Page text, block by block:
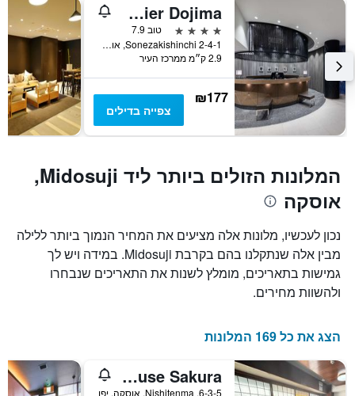
Hotel Mystays Premier Dojima
4 כוכבים
טוב 7.9
2-4-1 Sonezakishinchi, אוסקה, יפן
2.9 ק״מ ממרכז העיר
₪177
צפייה בדילים
המלונות הזולים ביותר ליד Midosuji,
אוסקה
נכון לעכשיו, מלונות אלה מציעים את המחיר הנמוך ביותר ללילה
מבין אלה שנתקלנו בהם בקרבת Midosuji. במידה ויש לך
גמישות בתאריכים, מומלץ לשנות את התאריכים שנבחרו
ולהשוות מחירים.
הצג את כל 169 המלונות
Osaka Guesthouse Sakura
6-3-5, Nishitenma, אוסקה, יפן